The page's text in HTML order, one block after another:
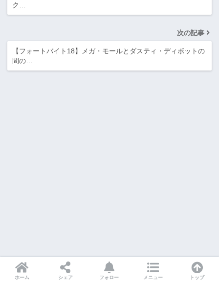
ク…
次の記事
【フォートバイト18】メガ・モールとダスティ・ディボットの
間の…
ホーム シェア フォロー メニュー トップ